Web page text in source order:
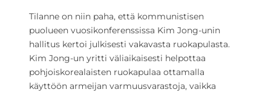
Tilanne on niin paha, että kommunistisen
puolueen vuosikonferenssissa Kim Jong-unin
hallitus kertoi julkisesti vakavasta ruokapulasta.
Kim Jong-un yritti väliaikaisesti helpottaa
pohjoiskorealaisten ruokapulaa ottamalla
käyttöön armeijan varmuusvarastoja, vaikka